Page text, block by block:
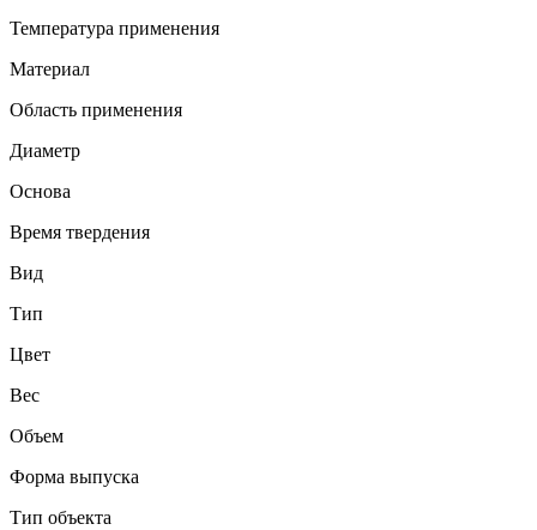
Температура применения
Материал
Область применения
Диаметр
Основа
Время твердения
Вид
Тип
Цвет
Вес
Объем
Форма выпуска
Тип объекта